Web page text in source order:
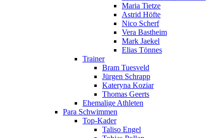
Maria Tietze
Astrid Höfte
Nico Scherf
Vera Bastheim
Mark Jaekel
Elias Tönnes
Trainer
Bram Tuesveld
Jürgen Schrapp
Kateryna Koziar
Thomas Geerts
Ehemalige Athleten
Para Schwimmen
Top-Kader
Taliso Engel